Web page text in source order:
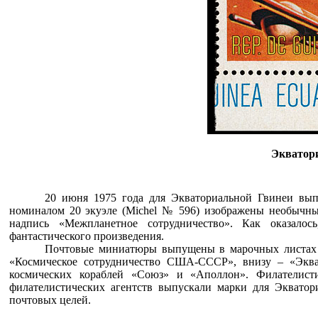
20 июня 1975 года для Экваториальной Гвинеи
номиналом 20 экуэле (Michel № 596) изображены
надпись «Межпланетное сотрудничество». Как
фантастического произведения.
Почтовые миниатюры выпущены в марочных листах
«Космическое сотрудничество США-СССР», внизу –
космических кораблей «Союз» и «Аполлон».
филателистических агентств выпускали марки для
почтовых целей.